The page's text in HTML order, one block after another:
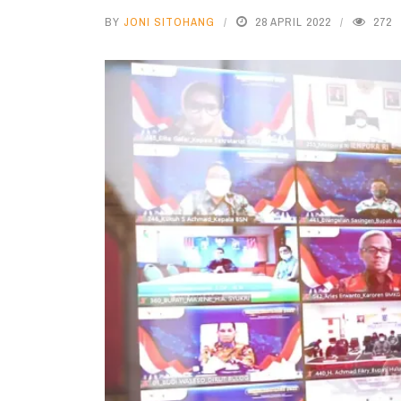
BY JONI SITOHANG 28 APRIL 2022 272